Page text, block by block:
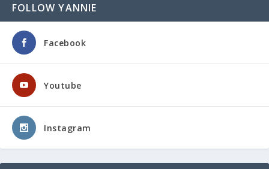
FOLLOW YANNIE
Facebook
Youtube
Instagram